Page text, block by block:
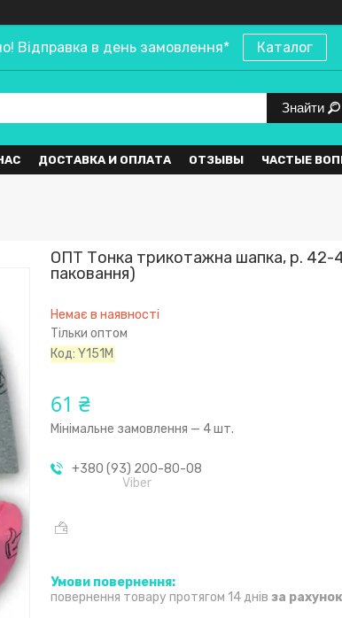
Відправка в день замовлення* Каталог
Знайти
ДОСТАВКА И ОПЛАТА ОТЗЫВЫ ЧАСТЫЕ
ОПТ Тонка трикотажна шапка, р.
паковання)
Немає в наявності
Тільки оптом
Код:Y151M
61 ₴
Мінімальне замовлення — 4 шт.
+380 (93) 200-80-08
Viber
повернення товару протягом 14 днів за